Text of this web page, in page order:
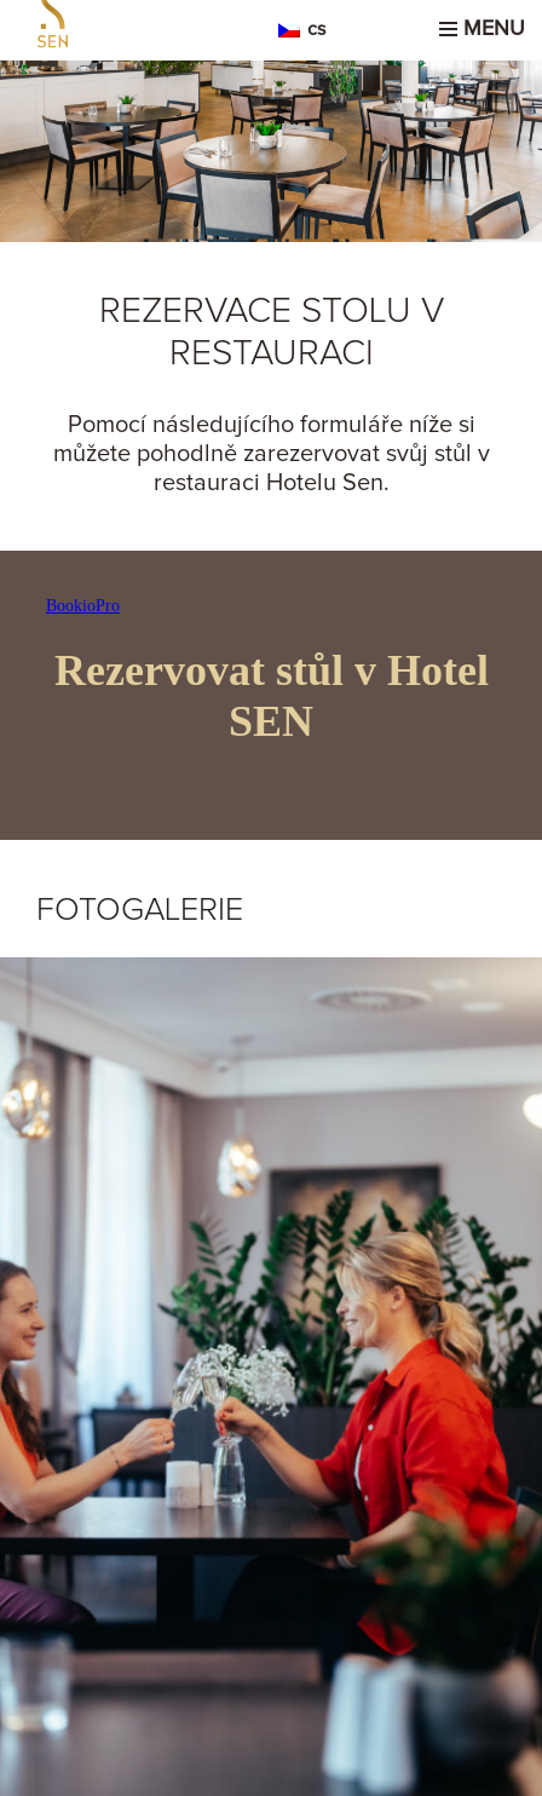
MENU
cs
REZERVACE STOLU V
RESTAURACI
Pomocí následujícího formuláře níže si
můžete pohodlně zarezervovat svůj stůl v
restauraci Hotelu Sen.
FOTOGALERIE